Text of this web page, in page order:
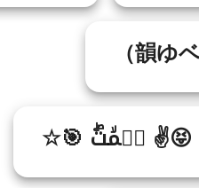
😝✌ صࣻمۙتۖ 🎯☆